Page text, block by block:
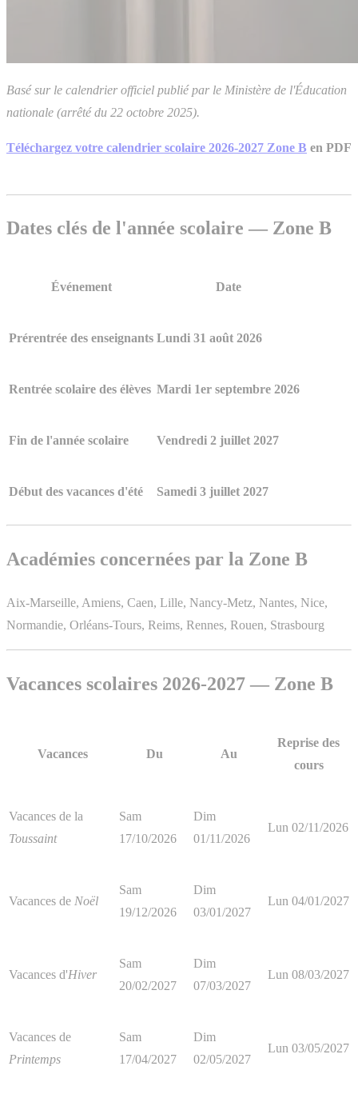
Basé sur le calendrier officiel publié par le Ministère de l'Éducation
nationale (arrêté du 22 octobre 2025).
Téléchargez votre calendrier scolaire 2026-2027 Zone B en PDF
Dates clés de l'année scolaire — Zone B
Événement Date
Prérentrée des enseignants Lundi 31 août 2026
Rentrée scolaire des élèves Mardi 1er septembre 2026
Fin de l'année scolaire Vendredi 2 juillet 2027
Début des vacances d'été Samedi 3 juillet 2027
Académies concernées par la Zone B
Aix-Marseille, Amiens, Caen, Lille, Nancy-Metz, Nantes, Nice,
Normandie, Orléans-Tours, Reims, Rennes, Rouen, Strasbourg
Vacances scolaires 2026-2027 — Zone B
Vacances Du Au
Reprise des
cours
Vacances de la
Toussaint
Sam
17/10/2026
Dim
01/11/2026
Lun 02/11/2026
Vacances de Noël
Sam
19/12/2026
Dim
03/01/2027
Lun 04/01/2027
Vacances d'Hiver
Sam
20/02/2027
Dim
07/03/2027
Lun 08/03/2027
Vacances de
Printemps
Sam
17/04/2027
Dim
02/05/2027
Lun 03/05/2027